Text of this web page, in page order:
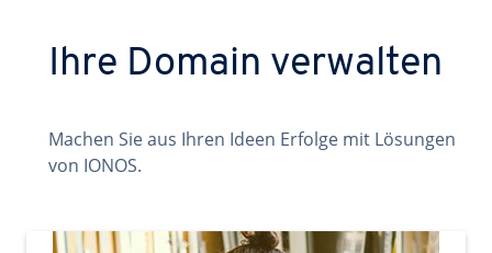
Ihre Domain verwalten
Machen Sie aus Ihren Ideen Erfolge mit Lösungen
von IONOS.